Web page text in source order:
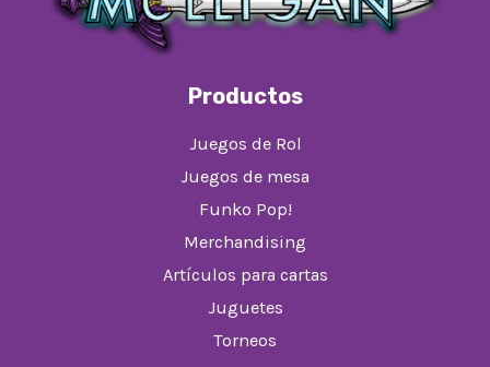
Productos
Juegos de Rol
Juegos de mesa
Funko Pop!
Merchandising
Artículos para cartas
Juguetes
Torneos